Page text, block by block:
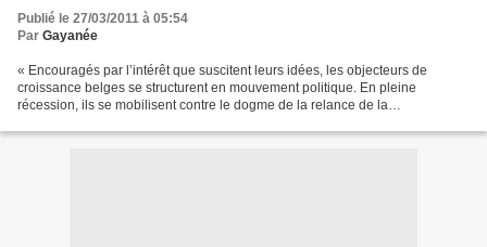
Publié le 27/03/2011 à 05:54
Par Gayanée
« Encouragés par l’intérêt que suscitent leurs idées, les objecteurs de
croissance belges se structurent en mouvement politique. En pleine
récession, ils se mobilisent contre le dogme de la relance de la